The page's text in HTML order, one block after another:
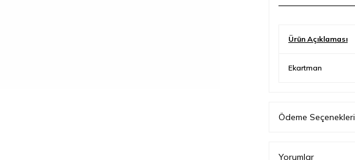
Ürün Açıklaması
Ekartman
Ödeme Seçenekleri
Yorumlar